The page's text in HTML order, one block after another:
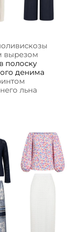
вырезом
полоску
денима
льна